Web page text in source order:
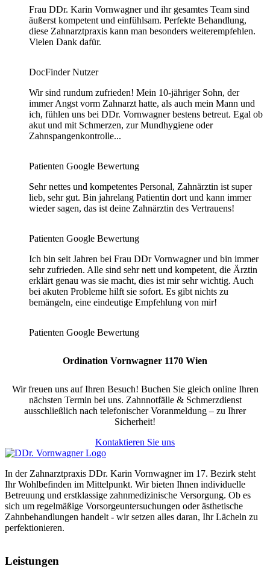
Frau DDr. Karin Vornwagner und ihr gesamtes Team sind
äußerst kompetent und einfühlsam. Perfekte Behandlung,
diese Zahnarztpraxis kann man besonders weiterempfehlen.
Vielen Dank dafür.
DocFinder Nutzer
Wir sind rundum zufrieden! Mein 10-jähriger Sohn, der
immer Angst vorm Zahnarzt hatte, als auch mein Mann und
ich, fühlen uns bei DDr. Vornwagner bestens betreut. Egal ob
akut und mit Schmerzen, zur Mundhygiene oder
Zahnspangenkontrolle...
Patienten Google Bewertung
Sehr nettes und kompetentes Personal, Zahnärztin ist super
lieb, sehr gut. Bin jahrelang Patientin dort und kann immer
wieder sagen, das ist deine Zahnärztin des Vertrauens!
Patienten Google Bewertung
Ich bin seit Jahren bei Frau DDr Vornwagner und bin immer
sehr zufrieden. Alle sind sehr nett und kompetent, die Ärztin
erklärt genau was sie macht, dies ist mir sehr wichtig. Auch
bei akuten Probleme hilft sie sofort. Es gibt nichts zu
bemängeln, eine eindeutige Empfehlung von mir!
Patienten Google Bewertung
Ordination Vornwagner 1170 Wien
Wir freuen uns auf Ihren Besuch! Buchen Sie gleich online Ihren
nächsten Termin bei uns. Zahnnotfälle & Schmerzdienst
ausschließlich nach telefonischer Voranmeldung – zu Ihrer
Sicherheit!
Kontaktieren Sie uns
In der Zahnarztpraxis DDr. Karin Vornwagner im 17. Bezirk steht
Ihr Wohlbefinden im Mittelpunkt. Wir bieten Ihnen individuelle
Betreuung und erstklassige zahnmedizinische Versorgung. Ob es
sich um regelmäßige Vorsorgeuntersuchungen oder ästhetische
Zahnbehandlungen handelt - wir setzen alles daran, Ihr Lächeln zu
perfektionieren.
Leistungen